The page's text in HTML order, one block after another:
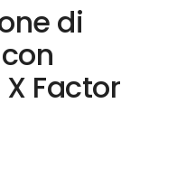
di
Factor